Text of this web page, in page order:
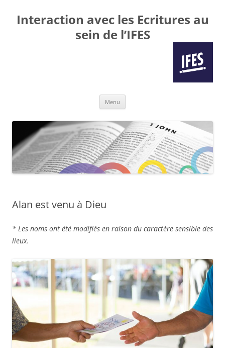
Interaction avec les Ecritures au
sein de l’IFES
Menu
Alan est venu à Dieu
* Les noms ont été modifiés en raison du caractère sensible des
lieux.